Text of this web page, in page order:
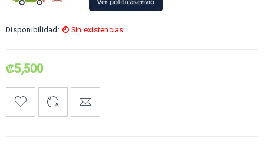
Disponibilidad: Sin existencias
₡5,500